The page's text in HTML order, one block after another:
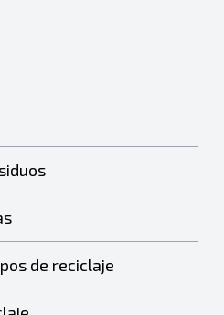
de reciclaje